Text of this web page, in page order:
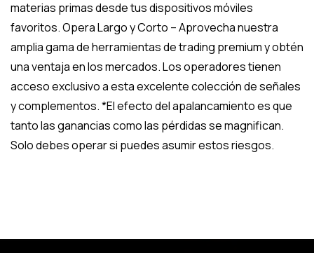
materias primas desde tus dispositivos móviles
favoritos. Opera Largo y Corto – Aprovecha nuestra
amplia gama de herramientas de trading premium y obtén
una ventaja en los mercados. Los operadores tienen
acceso exclusivo a esta excelente colección de señales
y complementos. *El efecto del apalancamiento es que
tanto las ganancias como las pérdidas se magnifican.
Solo debes operar si puedes asumir estos riesgos.